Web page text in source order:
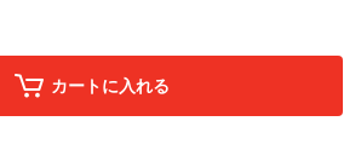
カートに入れる